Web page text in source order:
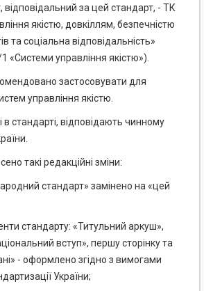
відповідальний за цей стандарт, - ТК
якістю, довкіллям, безпечністю
та соціальна відповідальність»
«Системи управління якістю»).
застосовувати для
управління якістю.
в стандарті, відповідають чинному
такі редакційні зміни:
стандарт» замінено на «цей
стандарту: «Титульний аркуш»,
вступ», першу сторінку та
- оформлено згідно з вимогами
України;